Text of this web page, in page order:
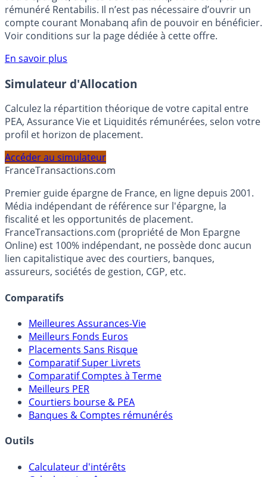
Bénéficiez de cette offre de placement sans risque pour
votre épargne, auprès de Monabanq, via le compte
rémunéré Rentabilis. Il n’est pas nécessaire d’ouvrir un
Voir conditions sur la page dédiée à cette offre.
En savoir plus
Simulateur d'Allocation
Calculez la répartition théorique de votre capital entre
profil et horizon de placement.
FranceTransactions.com
Premier guide épargne de France, en ligne depuis 2001.
Média indépendant de référence sur l'épargne, la
fiscalité et les opportunités de placement.
FranceTransactions.com (propriété de Mon Epargne
Online) est 100% indépendant, ne possède donc aucun
assureurs, sociétés de gestion, CGP, etc.
Comparatifs
Meilleures Assurances-Vie
Meilleurs Fonds Euros
Placements Sans Risque
Comparatif Super Livrets
Comparatif Comptes à Terme
Meilleurs PER
Banques & Comptes rémunérés
Outils